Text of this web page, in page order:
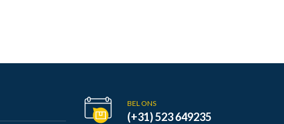
BEL ONS
(+31) 523 649235